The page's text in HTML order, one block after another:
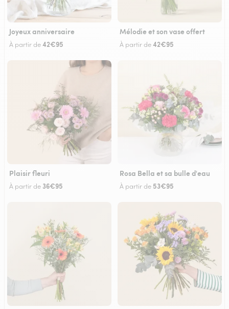
Joyeux anniversaire
À partir de42€95
Mélodie et son vase offert
À partir de42€95
Plaisir fleuri
À partir de 36€95
Rosa Bella et sa bulle d'eau
À partir de 53€95